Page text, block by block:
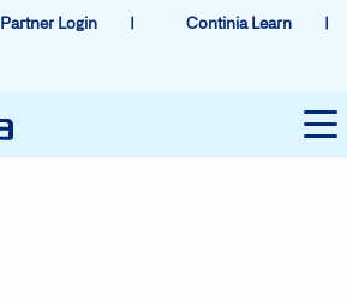
Partner Login Continia Learn